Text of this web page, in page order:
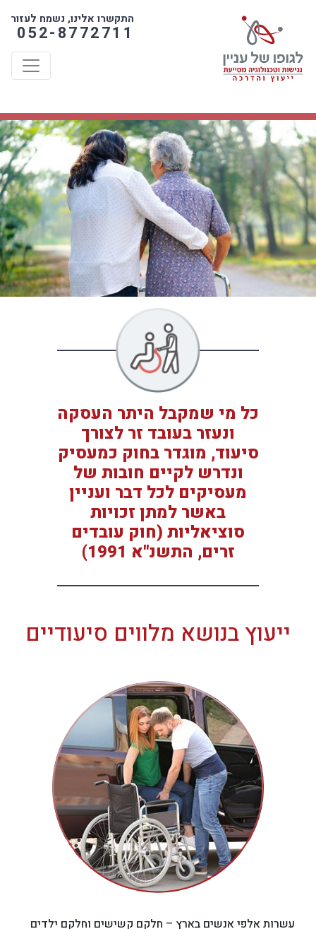
התקשרו אלינו, נשמח לעזור
052-8772711
כל מי שמקבל היתר העסקה
ונעזר בעובד זר לצורך
סיעוד, מוגדר בחוק כמעסיק
ונדרש לקיים חובות של
מעסיקים לכל דבר ועניין
באשר למתן זכויות
סוציאליות (חוק עובדים
זרים, התשנ"א 1991)
ייעוץ בנושא מלווים סיעודיים
עשרות אלפי אנשים בארץ – חלקם קשישים וחלקם ילדים